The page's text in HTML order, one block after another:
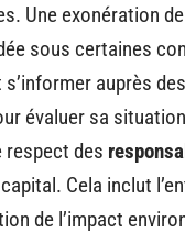
Une exonération
sous certaines
auprès
évaluer sa
respect des
Cela inclut
de l’impact